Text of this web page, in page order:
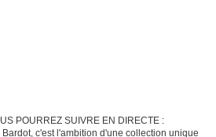
POURREZ SUIVRE EN DIRECTE :
c'est l'ambition d'une collection unique